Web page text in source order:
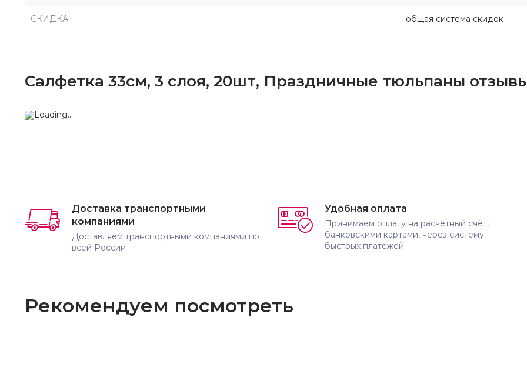
СКИДКА общая система скидок
Салфетка 33см, 3 слоя, 20шт, Праздничные тюльпаны
Доставка транспортными
компаниями
Доставляем транспортными компаниями по
всей России
Удобная оплата
Принимаем оплату на расчётный счёт,
банковскими картами, через систему
быстрых платежей
Рекомендуем посмотреть